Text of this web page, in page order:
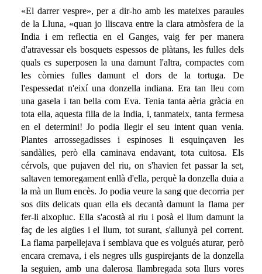
«El darrer vespre», per a dir-ho amb les mateixes paraules
de la Lluna, «quan jo lliscava entre la clara atmòsfera de la
India i em reflectia en el Ganges, vaig fer per manera
d'atravessar els bosquets espessos de plàtans, les fulles dels
quals es superposen la una damunt l'altra, compactes com
les còrnies fulles damunt el dors de la tortuga. De
l'espessedat n'eixí una donzella indiana. Era tan lleu com
una gasela i tan bella com Eva. Tenia tanta aèria gràcia en
tota ella, aquesta filla de la India, i, tanmateix, tanta fermesa
en el determini! Jo podia llegir el seu intent quan venia.
Plantes arrossegadisses i espinoses li esquinçaven les
sandàlies, però ella caminava endavant, tota cuitosa. Els
cérvols, que pujaven del riu, on s'havien fet passar la set,
saltaven temoregament enllà d'ella, perquè la donzella duia a
la mà un llum encès. Jo podia veure la sang que decorria per
sos dits delicats quan ella els decantà damunt la flama per
fer-li aixopluc. Ella s'acostà al riu i posà el llum damunt la
faç de les aigües i el llum, tot surant, s'allunyà pel corrent.
La flama parpellejava i semblava que es volgués aturar, però
encara cremava, i els negres ulls guspirejants de la donzella
la seguien, amb una dalerosa llambregada sota llurs vores